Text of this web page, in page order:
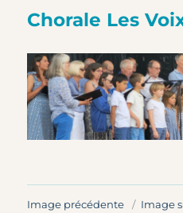
Chorale Les
Image précédente Image